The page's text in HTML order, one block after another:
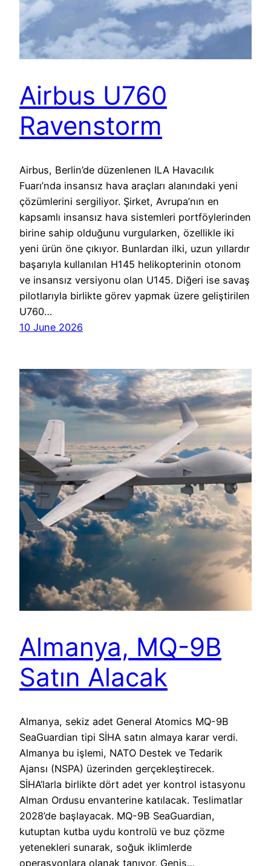
Airbus U760
Ravenstorm
Airbus, Berlin’de düzenlenen ILA Havacılık
Fuarı’nda insansız hava araçları alanındaki yeni
çözümlerini sergiliyor. Şirket, Avrupa’nın en
kapsamlı insansız hava sistemleri portföylerinden
birine sahip olduğunu vurgularken, özellikle iki
yeni ürün öne çıkıyor. Bunlardan ilki, uzun yıllardır
başarıyla kullanılan H145 helikopterinin otonom
ve insansız versiyonu olan U145. Diğeri ise savaş
pilotlarıyla birlikte görev yapmak üzere geliştirilen
U760…
10 June 2026
Almanya, MQ-9B
Satın Alacak
Almanya, sekiz adet General Atomics MQ-9B
SeaGuardian tipi SİHA satın almaya karar verdi.
Almanya bu işlemi, NATO Destek ve Tedarik
Ajansı (NSPA) üzerinden gerçekleştirecek.
SİHA’larla birlikte dört adet yer kontrol istasyonu
Alman Ordusu envanterine katılacak. Teslimatlar
2028’de başlayacak. MQ-9B SeaGuardian,
kutuptan kutba uydu kontrolü ve buz çözme
yetenekleri sunarak, soğuk iklimlerde
operasyonlara olanak tanıyor. Geniş…